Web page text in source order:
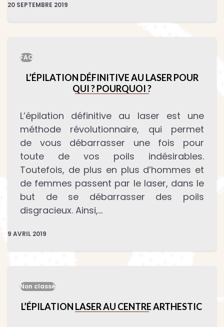
20 SEPTEMBRE 2019
FAQ
L’ÉPILATION DÉFINITIVE AU LASER POUR
QUI ? POURQUOI ?
L’épilation définitive au laser est une
méthode révolutionnaire, qui permet
de vous débarrasser une fois pour
toute de vos poils indésirables.
Toutefois, de plus en plus d’hommes et
de femmes passent par le laser, dans le
but de se débarrasser des poils
disgracieux. Ainsi,…
9 AVRIL 2019
Non classé
L’ÉPILATION LASER AU CENTRE ARTHESTIC